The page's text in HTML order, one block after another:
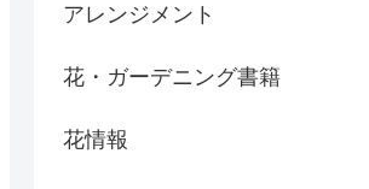
アレンジメント
花・ガーデニング書籍
花情報